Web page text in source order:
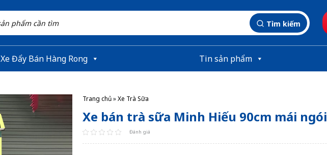
Tìm kiếm
Xe Đẩy Bán Hàng Rong Tin sản phẩm
Trang chủ»Xe Trà Sữa
Xe bán trà sữa Minh Hiếu 90cm mái ngói
Đánh giá